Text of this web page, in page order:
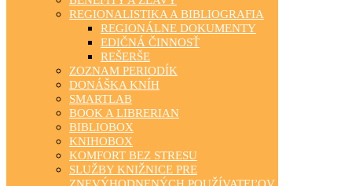
REGIONALISTIKA A BIBLIOGRAFIA
REGIONÁLNE DOKUMENTY
EDIČNÁ ČINNOSŤ
REŠERŠE
ZOZNAM PERIODÍK
DONÁŠKA KNÍH
SMARTLAB
BOOK A LIBRERIAN
BIBLIOBOX
KNIHOBOX
KOMFORT BEZ STRESU
SLUŽBY KNIŽNICE PRE